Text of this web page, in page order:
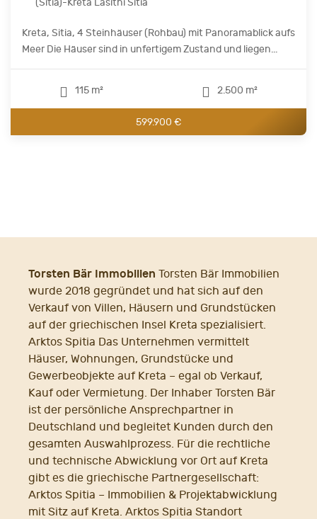
(Sitia)-Kreta Lasithi Sitia
Kreta, Sitia, 4 Steinhäuser (Rohbau) mit Panoramablick aufs
Meer Die Häuser sind in unfertigem Zustand und liegen...
115 m² 2.500 m²
599.900 €
Torsten Bär Immobilien Torsten Bär Immobilien
wurde 2018 gegründet und hat sich auf den
Verkauf von Villen, Häusern und Grundstücken
auf der griechischen Insel Kreta spezialisiert.
Arktos Spitia Das Unternehmen vermittelt
Häuser, Wohnungen, Grundstücke und
Gewerbeobjekte auf Kreta – egal ob Verkauf,
Kauf oder Vermietung. Der Inhaber Torsten Bär
ist der persönliche Ansprechpartner in
Deutschland und begleitet Kunden durch den
gesamten Auswahlprozess. Für die rechtliche
und technische Abwicklung vor Ort auf Kreta
gibt es die griechische Partnergesellschaft:
Arktos Spitia – Immobilien & Projektabwicklung
mit Sitz auf Kreta. Arktos Spitia Standort